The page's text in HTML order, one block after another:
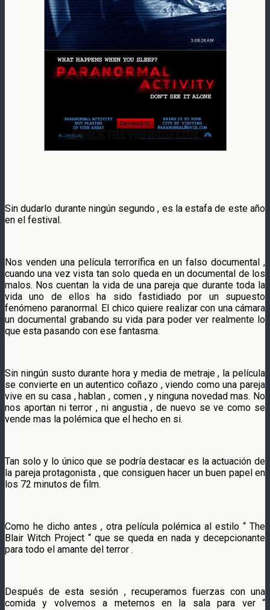
Sin dudarlo durante ningún segundo , es la estafa de este año
en el festival.
Nos venden una película terrorífica en un falso documental ,
cuando una vez vista tan solo queda en un documental de los
malos. Nos cuentan la vida de una pareja que durante toda la
vida uno de ellos ha sido fastidiado por un supuesto
fenómeno paranormal. El chico quiere realizar con una cámara
un documental grabando su vida para poder ver realmente lo
que esta pasando con ese fantasma.
Sin ningún susto durante hora y media de metraje , la película
se convierte en un autentico coñazo , viendo como una pareja
vive en su casa , hablan , comen , y ninguna novedad mas. No
nos aportan ni terror , ni angustia , de nuevo se ve como se
vende mas la polémica que el hecho en si.
Tan solo y lo único que se podría destacar es la actuación de
la pareja protagonista , que consiguen hacer un buen papel en
los 72 minutos de film.
Como he dicho antes , otra película polémica al estilo “ The
Blair Witch Project “ que se queda en nada y decepcionante
para todo el amante del terror .
Después de esta sesión , recuperamos fuerzas con una
comida y volvemos a meternos en la sala para ver “